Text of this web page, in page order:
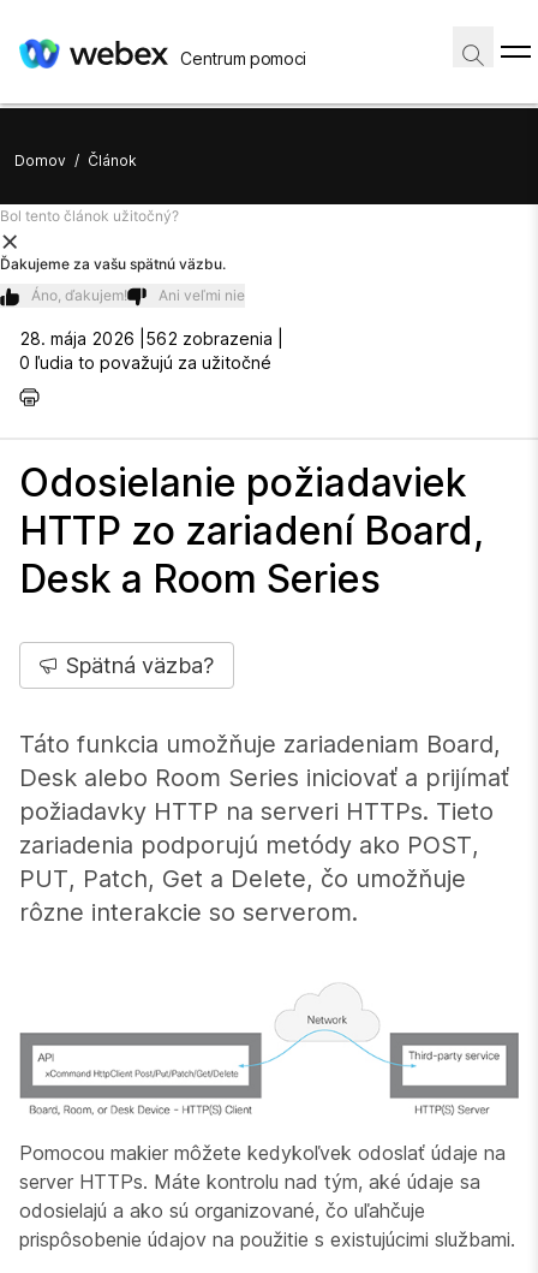
Centrum pomoci
Domov / Článok
Bol tento článok užitočný?
Ďakujeme za vašu spätnú väzbu.
Áno, ďakujem!
Ani veľmi nie
28. mája 2026 | 562 zobrazenia |
0 ľudia to považujú za užitočné
Odosielanie požiadaviek
HTTP zo zariadení Board,
Desk a Room Series
Spätná väzba?
Táto funkcia umožňuje zariadeniam Board,
Desk alebo Room Series iniciovať a prijímať
požiadavky HTTP na serveri HTTPs. Tieto
zariadenia podporujú metódy ako POST,
PUT, Patch, Get a Delete, čo umožňuje
rôzne interakcie so serverom.
Pomocou makier môžete kedykoľvek odoslať údaje na
server HTTPs. Máte kontrolu nad tým, aké údaje sa
odosielajú a ako sú organizované, čo uľahčuje
prispôsobenie údajov na použitie s existujúcimi službami.